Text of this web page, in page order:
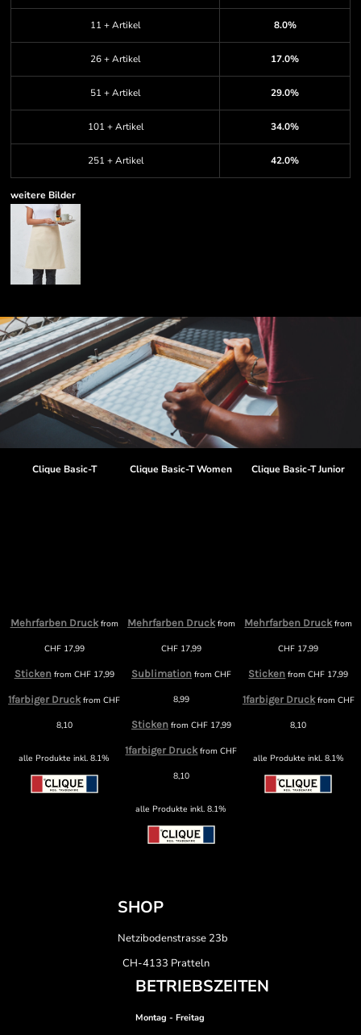
11 + Artikel 8.0%
26 + Artikel 17.0%
51 + Artikel 29.0%
101 + Artikel 34.0%
251 + Artikel 42.0%
weitere Bilder
Clique Basic-T
Mehrfarben Druckfrom
CHF17,99
Stickenfrom CHF17,99
1farbiger DruckfromCHF
8,10
alle Produkte inkl. 8.1%
Clique Basic-T Women
Mehrfarben Druckfrom
CHF17,99
Sublimationfrom CHF
8,99
Stickenfrom CHF17,99
1farbiger DruckfromCHF
8,10
alle Produkte inkl. 8.1%
Clique Basic-T Junior
Mehrfarben Druckfrom
CHF 17,99
Sticken fromCHF 17,99
1farbiger Druckfrom CHF
8,10
alle Produkte inkl. 8.1%
SHOP
Netzibodenstrasse 23b
CH-4133 Pratteln
BETRIEBSZEITEN
Montag - Freitag